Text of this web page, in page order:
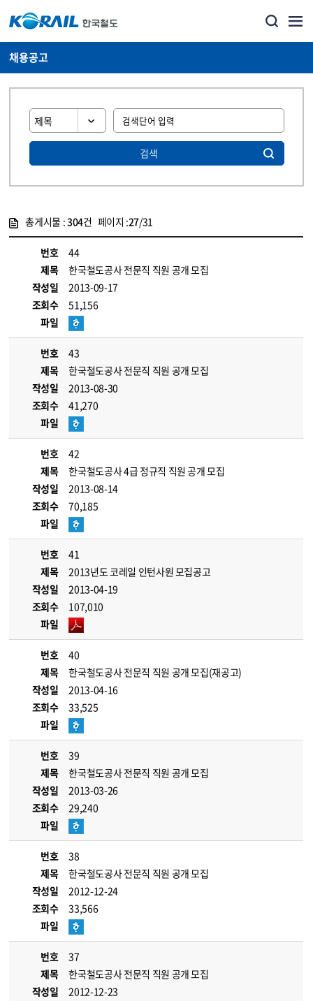
채용공고
검색
총게시물 :304건 페이지 :27/31
번호
44
제목
한국철도공사 전문직 직원 공개 모집
작성일
2013-09-17
조회수
51,156
파일
번호
43
제목
한국철도공사 전문직 직원 공개 모집
작성일
2013-08-30
조회수
41,270
파일
번호
42
제목
한국철도공사 4급 정규직 직원 공개 모집
작성일
2013-08-14
조회수
70,185
파일
번호
41
제목
2013년도 코레일 인턴사원 모집공고
작성일
2013-04-19
조회수
107,010
파일
번호
40
제목
한국철도공사 전문직 직원 공개 모집(재공고)
작성일
2013-04-16
조회수
33,525
파일
번호
39
제목
한국철도공사 전문직 직원 공개 모집
작성일
2013-03-26
조회수
29,240
파일
번호
38
제목
한국철도공사 전문직 직원 공개 모집
작성일
2012-12-24
조회수
33,566
파일
번호
37
제목
한국철도공사 전문직 직원 공개 모집
작성일
2012-12-23